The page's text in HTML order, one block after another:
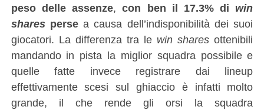
peso delle assenze,con ben il 17.3% di win
sharespersea causa dell’indisponibilità dei suoi
giocatori. La differenza tra le win shares ottenibili
mandando in pista la miglior squadra possibile e
quelle fatte invece registrare dai lineup
effettivamente scesi sul ghiaccio è infatti molto
grande, il che rende gli orsi la squadra